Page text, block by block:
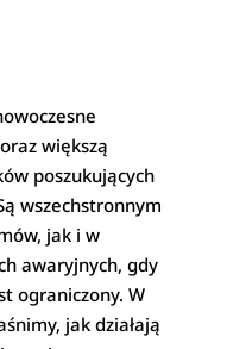
większą
poszukujących
wszechstronnym
jak i w
awaryjnych, gdy
ograniczony. W
jak działają